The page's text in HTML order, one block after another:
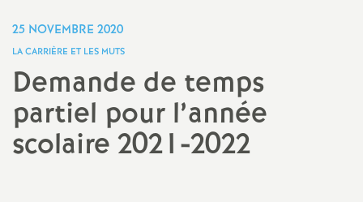
t
25 NOVEMBRE 2020
LA CARRIÈRE ET LES MUTS
Demande de temps
partiel pour l’année
scolaire 2021-2022